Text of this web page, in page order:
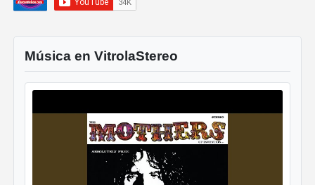
Música en VitrolaStereo